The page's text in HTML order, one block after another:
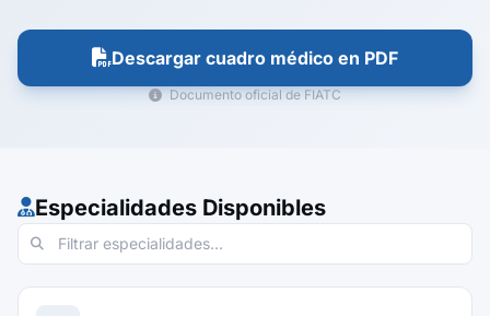
Descargar cuadro médico en PDF
Documento oficial de FIATC
Especialidades Disponibles